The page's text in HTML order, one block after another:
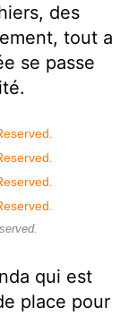
des
tout a
se passe
qui est
place pour